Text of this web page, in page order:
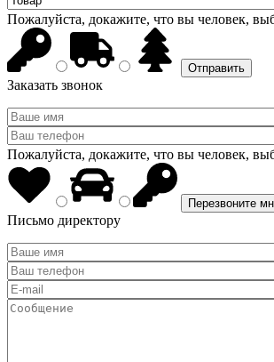
Пожалуйста, докажите, что вы человек,
Заказать звонок
Пожалуйста, докажите, что вы человек,
Письмо директору